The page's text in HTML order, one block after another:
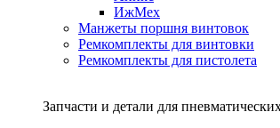
ИжМех
Манжеты поршня винтовок
Ремкомплекты для винтовки
Ремкомплекты для пистолета
Запчасти и детали для